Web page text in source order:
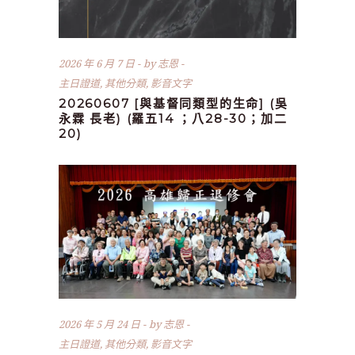
2026 年 6 月 7 日 by志恩
主日證道, 其他分類, 影音文字
20260607 [與基督同類型的生命] (吳
永霖 長老) (羅五14 ；八28-30；加二
20)
2026 年 5 月 24 日 by志恩
主日證道, 其他分類, 影音文字